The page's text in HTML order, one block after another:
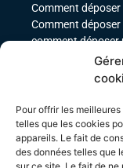
Pour offrir les
telles que les cookies
appareils. Le fait de
des données telles que
Comment
Comment
comment déposer
téléchargeable
Déposer une
Mon compte
Mes commandes
Conditions